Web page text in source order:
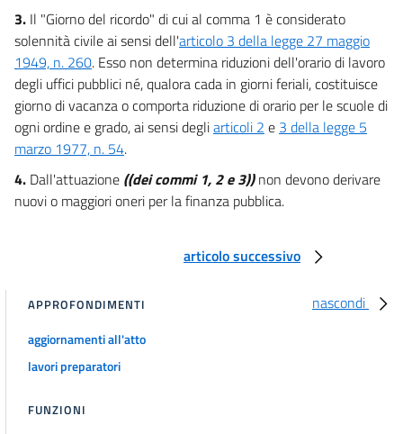
3. Il "Giorno del ricordo" di cui al comma 1 è considerato
solennità civile ai sensi dell'articolo 3 della legge 27 maggio
1949, n. 260. Esso non determina riduzioni dell'orario di lavoro
degli uffici pubblici né, qualora cada in giorni feriali, costituisce
giorno di vacanza o comporta riduzione di orario per le scuole di
ogni ordine e grado, ai sensi degliarticoli 2 e 3 della legge 5
marzo 1977, n. 54.
4. Dall'attuazione ((dei commi 1, 2 e 3))non devono derivare
nuovi o maggiori oneri per la finanza pubblica.
articolo successivo
nascondi
APPROFONDIMENTI
aggiornamenti all'atto
lavori preparatori
FUNZIONI